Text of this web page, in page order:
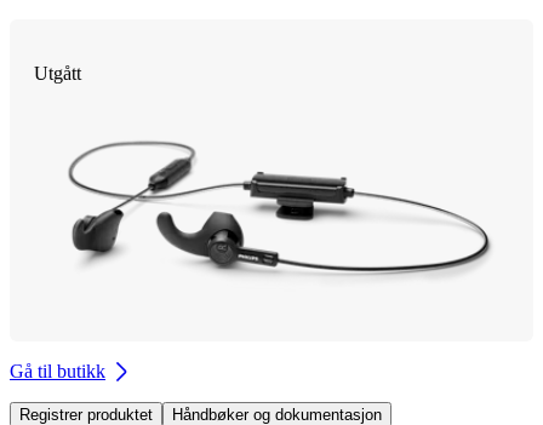
Utgått
Gå til butikk
Registrer produktet Håndbøker og dokumentasjon